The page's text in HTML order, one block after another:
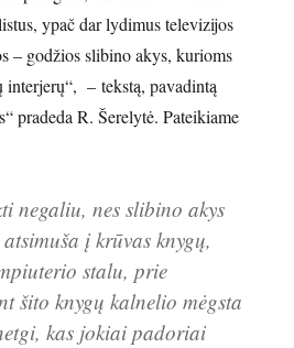
ypač dar lydimus televizijos
– godžios slibino akys, kurioms
interjerų“, – tekstą, pavadintą
pradeda R. Šerelytė. Pateikiame
negaliu, nes slibino akys
į krūvas knygų,
stalu, prie
šito knygų kalnelio mėgsta
kas jokiai padoriai